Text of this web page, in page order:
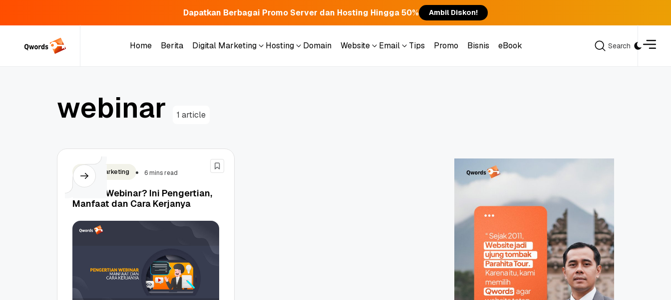
Dapatkan Berbagai Promo Server dan Hosting Hingga 50% Ambil Diskon!
Home
Berita
Digital Marketing
Hosting
Domain
Website
Email
Tips
Promo
Bisnis
eBook
Search
webinar 1 article
Digital Marketing 6 mins read
Apa Itu Webinar? Ini Pengertian,
Manfaat dan Cara Kerjanya